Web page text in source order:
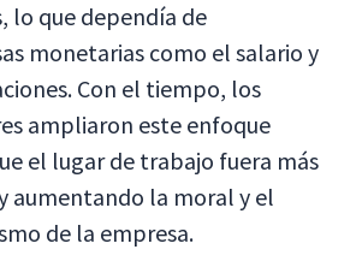
lo que dependía de
monetarias como el salario y
Con el tiempo, los
ampliaron este enfoque
el lugar de trabajo fuera más
aumentando la moral y el
de la empresa.